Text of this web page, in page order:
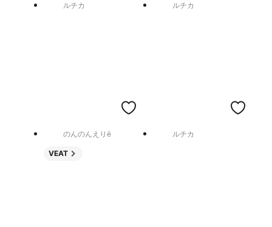
ルチカ ルチカ
のんのんえりë
VEAT
ルチカ